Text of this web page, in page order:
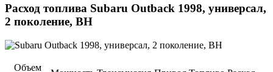
Расход топлива Subaru Outback 1998, универсал,
2 поколение, BH
Объем